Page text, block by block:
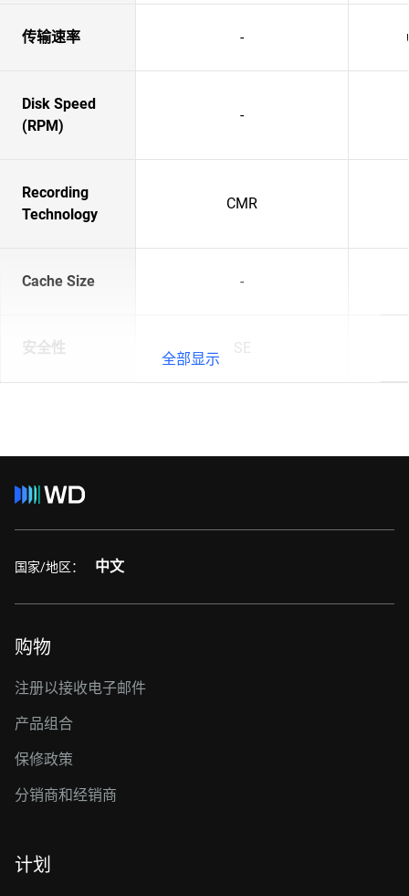
传输速率 -
Disk Speed
(RPM)
-
Recording
Technology
CMR
Cache Size -
安全性 SE
全部显示
国家/地区： 中文
购物
注册以接收电子邮件
产品组合
保修政策
分销商和经销商
计划